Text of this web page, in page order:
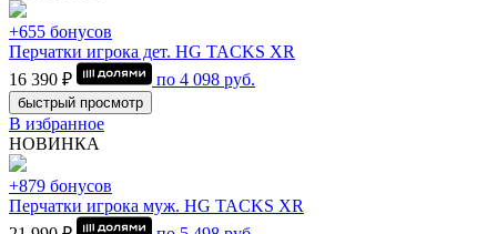
+655 бонусов
Перчатки игрока дет. HG TACKS XR
16 390 ₽
по 4 098 руб.
быстрый просмотр
В избранное
НОВИНКА
+879 бонусов
Перчатки игрока муж. HG TACKS XR